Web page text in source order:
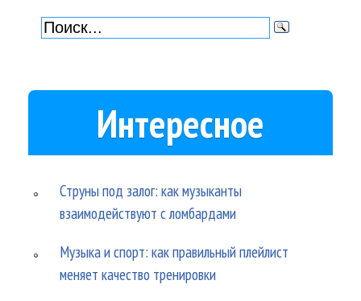
Интересное
Струны под залог: как музыканты
взаимодействуют с ломбардами
Музыка и спорт: как правильный плейлист
меняет качество тренировки